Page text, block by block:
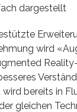
dargestellt
wird
bereits in
gleichen